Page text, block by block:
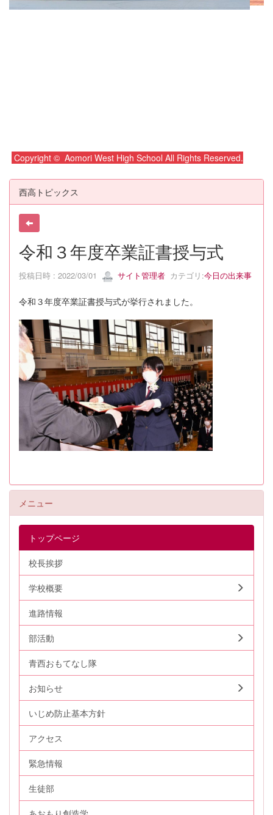
Copyright © Aomori West High School All Rights Reserved.
西高トピックス
令和３年度卒業証書授与式
投稿日時 : 2022/03/01 サイト管理者 カテゴリ:今日の出来事
令和３年度卒業証書授与式が挙行されました。
メニュー
トップページ
校長挨拶
学校概要
進路情報
部活動
青西おもてなし隊
お知らせ
いじめ防止基本方針
アクセス
緊急情報
生徒部